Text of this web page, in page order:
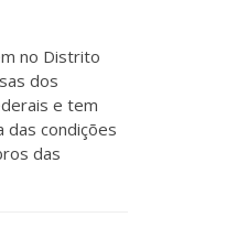
no Distrito
dos
e tem
das condições
das